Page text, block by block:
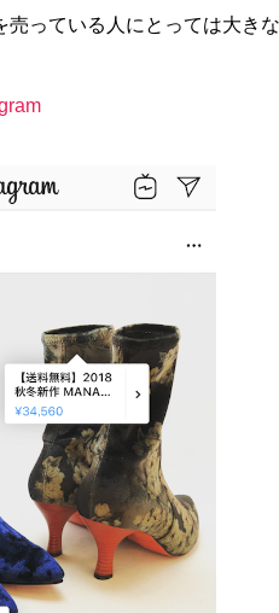
2021.10.30
売っている人にとっては大き
テーマ「ANTHEM」でWEB制作
ンワンプラン